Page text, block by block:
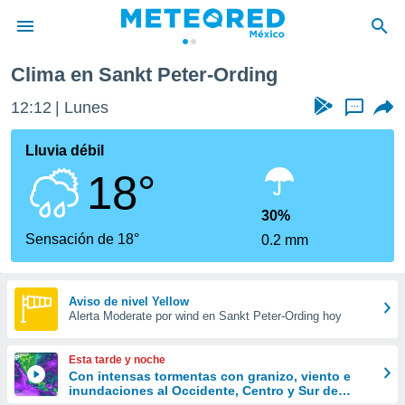
de
ha sido
para
que se
calidad.
a este
las
forma
digital
basada
Clima en Sankt Peter-Ording
12:12 Lunes ...
Lluvia débil
18°
Sensación de 18°
30%
0.2 mm
Aviso de nivel Yellow
Alerta Moderate por wind en Sankt Peter-Ording hoy
Esta tarde y noche
Con intensas tormentas con granizo, viento e
inundaciones al Occidente, Centro y Sur de